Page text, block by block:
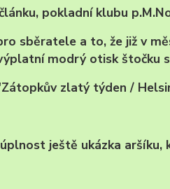
pokladní klubu
sběratele a to, že již v
modrý otisk štočku
zlatý týden /
ještě ukázka aršíku,